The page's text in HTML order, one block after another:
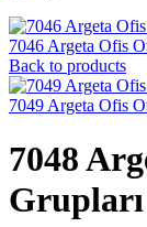
7046 Argeta Ofis
Back to products
7049 Argeta Ofis
7048
Grupları